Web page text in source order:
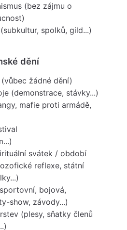
(bez zájmu o
spolků, gild...)
dění
žádné dění)
(demonstrace, stávky...)
mafie proti armádě,
svátek / období
reflexe, státní
bojová,
show, závody...)
(plesy, sňatky členů